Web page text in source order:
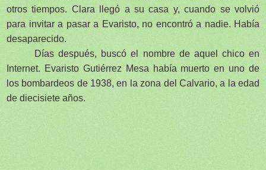
otros tiempos. Clara llegó a su casa y, cuando se volvió
para invitar a pasar a Evaristo, no encontró a nadie. Había
desaparecido.
Días después, buscó el nombre de aquel chico en
Internet. Evaristo Gutiérrez Mesa había muerto en uno de
los bombardeos de 1938, en la zona del Calvario, a la edad
de diecisiete años.